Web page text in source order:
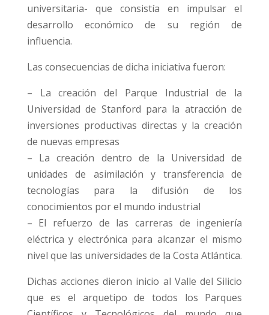
universitaria- que consistía en impulsar el
desarrollo económico de su región de
influencia.
Las consecuencias de dicha iniciativa fueron:
– La creación del Parque Industrial de la
Universidad de Stanford para la atracción de
inversiones productivas directas y la creación
de nuevas empresas
– La creación dentro de la Universidad de
unidades de asimilación y transferencia de
tecnologías para la difusión de los
conocimientos por el mundo industrial
– El refuerzo de las carreras de ingeniería
eléctrica y electrónica para alcanzar el mismo
nivel que las universidades de la Costa Atlántica.
Dichas acciones dieron inicio al Valle del Silicio
que es el arquetipo de todos los Parques